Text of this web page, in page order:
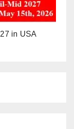
in USA